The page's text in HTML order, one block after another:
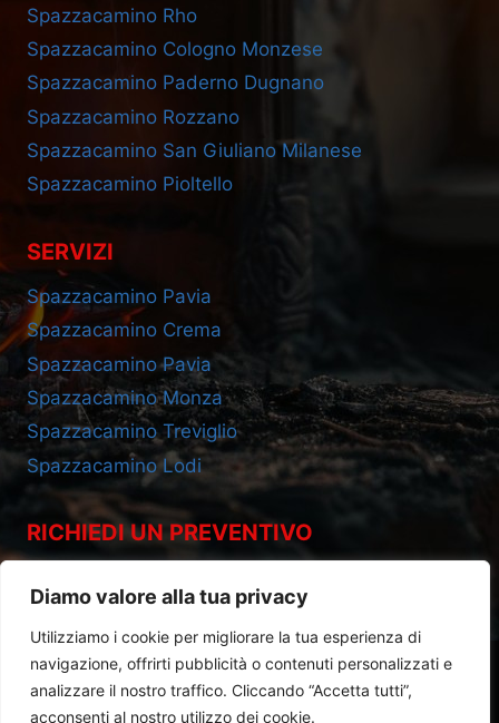
Diamo valore alla tua privacy
Utilizziamo i cookie per migliorare la tua esperienza di
navigazione, offrirti pubblicità o contenuti personalizzati e
analizzare il nostro traffico. Cliccando “Accetta tutti”,
acconsenti al nostro utilizzo dei cookie.
Spazzacamino Rho
Spazzacamino Cologno Monzese
Spazzacamino Paderno Dugnano
Spazzacamino Rozzano
Spazzacamino San Giuliano Milanese
Spazzacamino Pioltello
SERVIZI
Spazzacamino Pavia
Spazzacamino Crema
Spazzacamino Pavia
Spazzacamino Monza
Spazzacamino Treviglio
Spazzacamino Lodi
RICHIEDI UN PREVENTIVO
Cell 393.2685695